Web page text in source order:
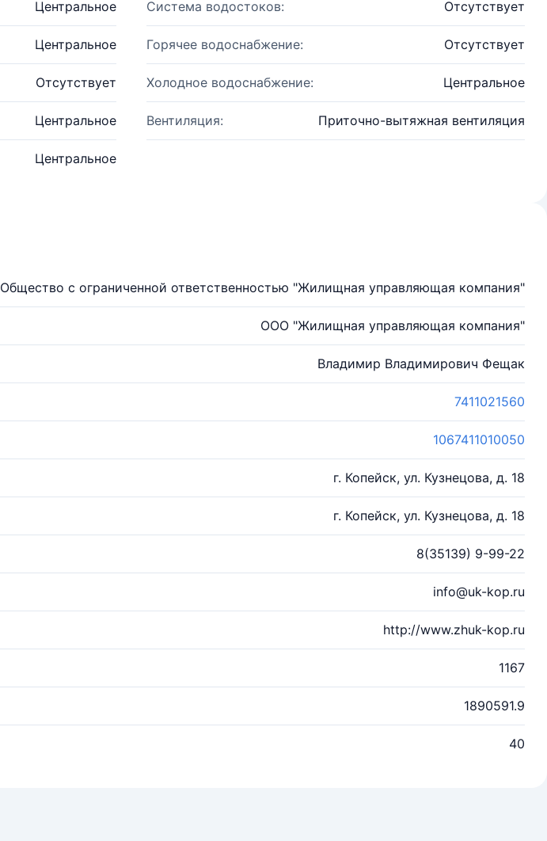
Центральное Система водостоков: Отсутствует
Центральное Горячее водоснабжение: Отсутствует
Отсутствует Холодное водоснабжение: Центральное
Центральное Вентиляция: Приточно-вытяжная вентиляция
Центральное
Общество с ограниченной ответственностью "Жилищная управляющая компания"
ООО "Жилищная управляющая компания"
Владимир Владимирович Фещак
7411021560
1067411010050
г. Копейск, ул. Кузнецова, д. 18
г. Копейск, ул. Кузнецова, д. 18
8(35139) 9-99-22
info@uk-kop.ru
http://www.zhuk-kop.ru
1167
1890591.9
40